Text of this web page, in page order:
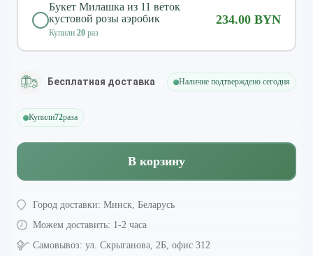
Букет Милашка из 11 веток
кустовой розы аэробик
Купили 20 раз
234.00 BYN
Бесплатная доставка Наличие подтверждено сегодня
Купили72раза
В корзину
Город доставки: Минск, Беларусь
Можем доставить: 1-2 часа
Самовывоз: ул. Скрыганова, 2Б, офис 312